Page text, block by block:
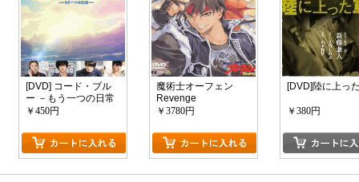
[DVD] コード・ブル
ー －もう一つの日常
￥450円
魔術士オーフェン
Revenge
￥3780円
[DVD]陸に上っ
￥380円